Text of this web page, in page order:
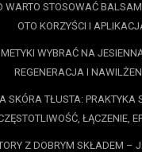
WARTO STOSOWAĆ
OTO KORZYŚCI I
WYBRAĆ NA
REGENERACJA I
SKÓRA TŁUSTA: PRAKTYKA
ŁĄCZENIE,
Z DOBRYM SKŁADEM –